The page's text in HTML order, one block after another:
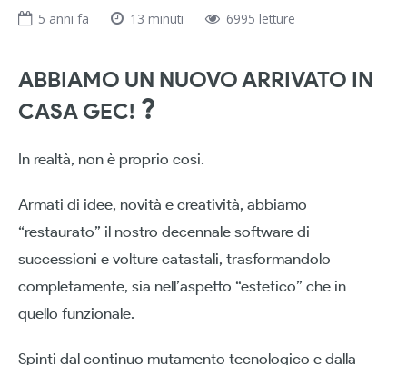
5 anni fa 13 minuti 6995 letture
ABBIAMO UN NUOVO ARRIVATO IN
CASA GEC! ?
In realtà, non è proprio cosi.
Armati di idee, novità e creatività, abbiamo
“restaurato” il nostro decennale software di
successioni e volture catastali, trasformandolo
completamente, sia nell’aspetto “estetico” che in
quello funzionale.
Spinti dal continuo mutamento tecnologico e dalla